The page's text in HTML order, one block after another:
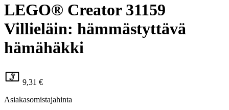
LEGO® Creator 31159
Villieläin: hämmästyttävä
hämähäkki
9,31 €
Asiakasomistajahinta